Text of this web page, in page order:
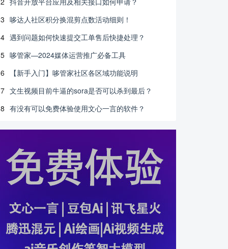
3 哆达人社区积分换混剪点数活动细则！
4 遇到问题如何快速提交工单售后快捷处理？
5 哆管家—2024媒体运营推广必备工具
6
【新手入门】哆管家社区各区域功能说明
7 文生视频目前牛逼的sora是否可以杀到最后？
8 有没有可以免费体验使用文心一言的软件？